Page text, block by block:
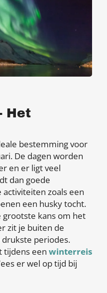
Het
bestemming voor
De dagen worden
en er ligt veel
dan goede
zoals een
een husky tocht.
grootste kans om het
zit je buiten de
periodes.
tijdens een winterreis
er wel op tijd bij